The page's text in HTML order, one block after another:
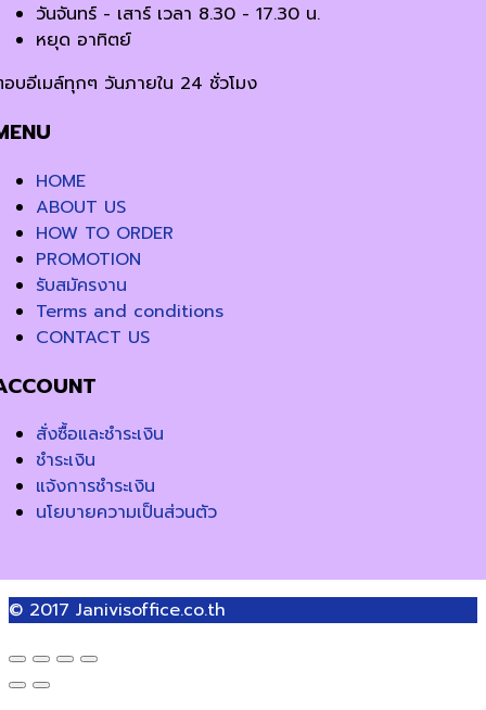
วันจันทร์ - เสาร์ เวลา 8.30 - 17.30 น.
หยุด อาทิตย์
บอีเมล์ทุกๆ วันภายใน 24 ชั่วโมง
HOME
ABOUT US
HOW TO ORDER
PROMOTION
รับสมัครงาน
Terms and conditions
CONTACT US
สั่งซื้อและชำระเงิน
ชำระเงิน
แจ้งการชำระเงิน
นโยบายความเป็นส่วนตัว
© 2017 Janivisoffice.co.th